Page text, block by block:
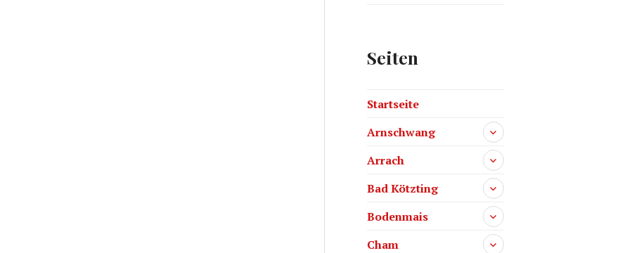
Seiten
Startseite
Arnschwang
Arrach
Bad Kötzting
Bodenmais
Cham